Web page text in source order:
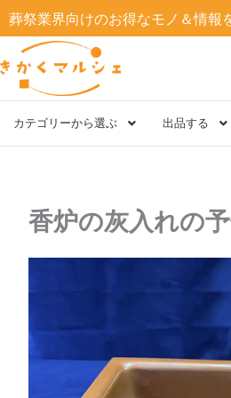
容
ス
キ
葬祭業界向けのお得なモノ＆情報
カテゴリーから選ぶ 出品する
香炉の灰入れの